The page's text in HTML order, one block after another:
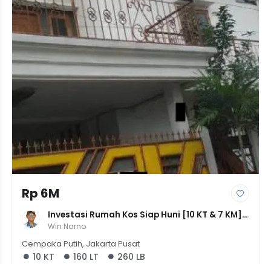
Rp 6M
Investasi Rumah Kos Siap Huni [10 KT & 7 KM]
Di Rawasari, LT 160m² LB 260m² - 6M
Win Narno
Cempaka Putih, Jakarta Pusat
10 KT 160 LT 260 LB